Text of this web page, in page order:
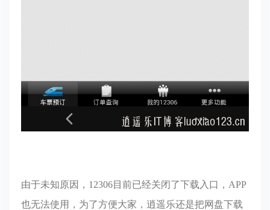
由于未知原因，12306目前已经关闭了下载入口，APP
也无法使用，为了方便大家，逍遥乐还是把网盘下载